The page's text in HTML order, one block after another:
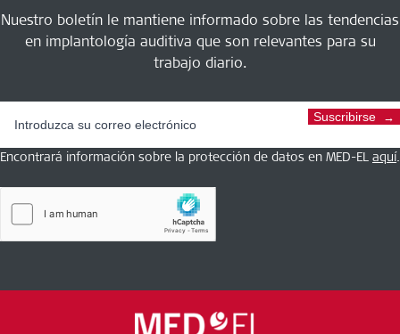
Nuestro boletín le mantiene informado sobre las tendencias
en implantología auditiva que son relevantes para su
trabajo diario.
Suscribirse
Encontrará información sobre la protección de datos en MED-EL aquí.